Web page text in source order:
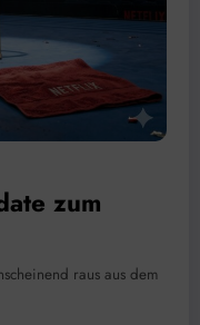
zum
raus aus dem